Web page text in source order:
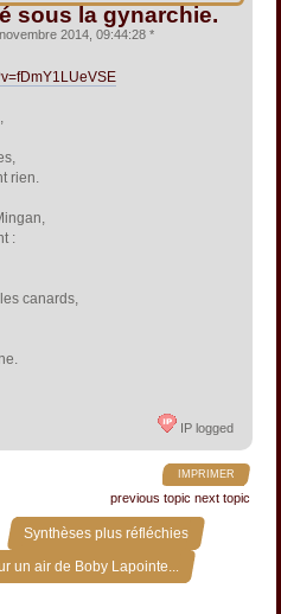
sous la gynarchie.
2014, 09:44:28 *
rien.
:
canards,
IP logged
IMPRIMER
previous topic next topic
Synthèses plus réfléchies »
un air de Boby Lapointe...